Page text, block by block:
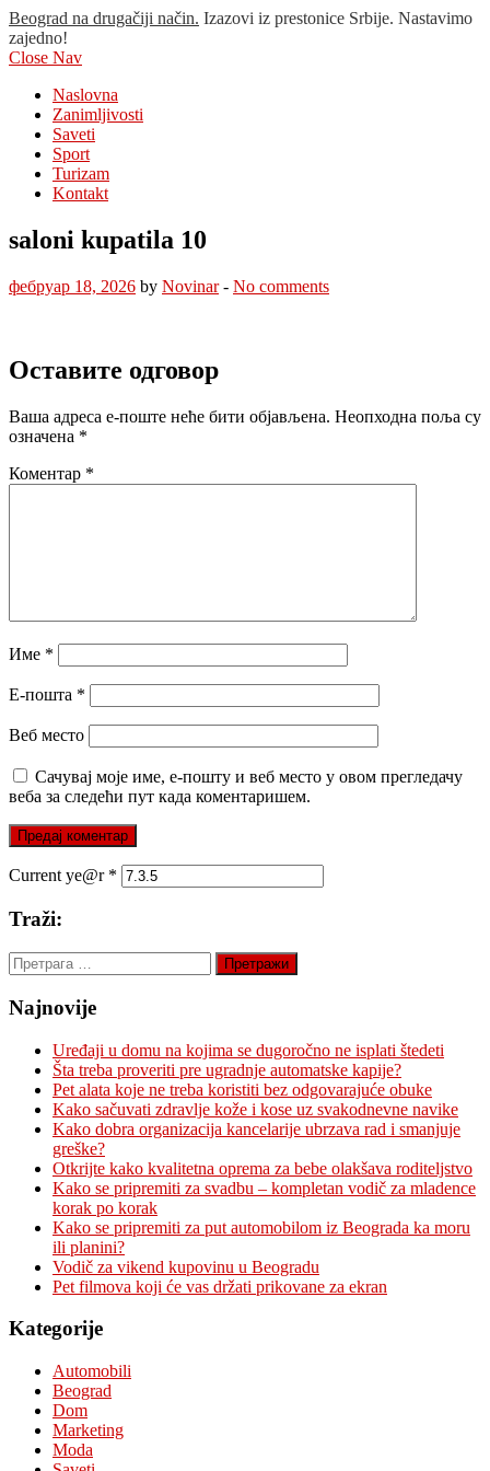
Beograd na drugačiji način. Izazovi iz prestonice Srbije. Nastavimo
zajedno!
Close Nav
Naslovna
Zanimljivosti
Saveti
Sport
Turizam
Kontakt
saloni kupatila 10
фебруар 18, 2026 by Novinar- No comments
Оставите одговор
Ваша адреса е-поште неће бити објављена. Неопходна поља су
означена *
Коментар *
Име *
Е-пошта *
Веб место
Сачувај моје име, е-пошту и веб место у овом прегледачу
веба за следећи пут када коментаришем.
Current ye@r *
Traži:
Претрага
за:
Najnovije
Uređaji u domu na kojima se dugoročno ne isplati štedeti
Šta treba proveriti pre ugradnje automatske kapije?
Pet alata koje ne treba koristiti bez odgovarajuće obuke
Kako sačuvati zdravlje kože i kose uz svakodnevne navike
Kako dobra organizacija kancelarije ubrzava rad i smanjuje
greške?
Otkrijte kako kvalitetna oprema za bebe olakšava roditeljstvo
Kako se pripremiti za svadbu – kompletan vodič za mladence
korak po korak
Kako se pripremiti za put automobilom iz Beograda ka moru
ili planini?
Vodič za vikend kupovinu u Beogradu
Pet filmova koji će vas držati prikovane za ekran
Kategorije
Automobili
Beograd
Dom
Marketing
Moda